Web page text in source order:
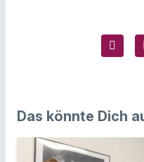
Das könnte Dich